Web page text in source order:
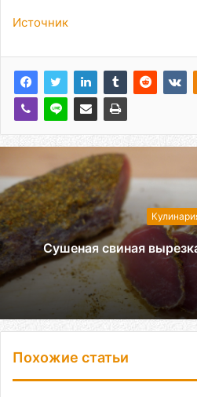
Источник
Сушеная свиная
Похожие статьи